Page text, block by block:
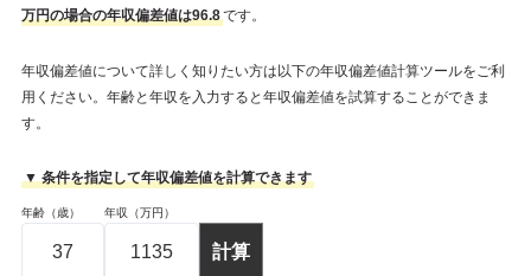
万円の場合の年収偏差値は96.8です。
年収偏差値について詳しく知りたい方は以下の年収偏差値計算ツールをご利
用ください。年齢と年収を入力すると年収偏差値を試算することができま
す。
▼ 条件を指定して年収偏差値を計算できます
年齢（歳） 年収（万円）